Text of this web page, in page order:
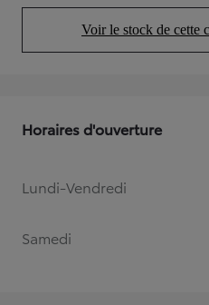
Voir le stock de cette
Horaires d'ouverture
Lundi-Vendredi
Samedi